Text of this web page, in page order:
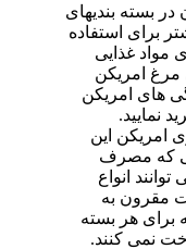
بسته بندیهای
برای استفاده
مواد غذایی
مرغ امریکن
های امریکن
نمایید.
امریکن این
که مصرف
انواع
مقرون به
برای هر بسته
نمی کنند.